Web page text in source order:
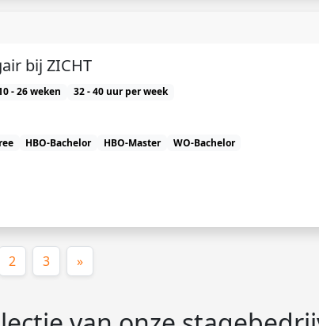
bij ZICHT
- 26 weken
32 - 40 uur per week
HBO-Bachelor HBO-Master
WO-Bachelor
2 3 »